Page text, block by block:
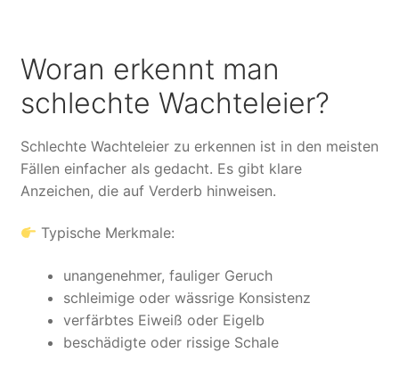
Woran erkennt man
schlechte Wachteleier?
Schlechte Wachteleier zu erkennen ist in den meisten
Fällen einfacher als gedacht. Es gibt klare
Anzeichen, die auf Verderb hinweisen.
Typische Merkmale:
unangenehmer, fauliger Geruch
schleimige oder wässrige Konsistenz
verfärbtes Eiweiß oder Eigelb
beschädigte oder rissige Schale